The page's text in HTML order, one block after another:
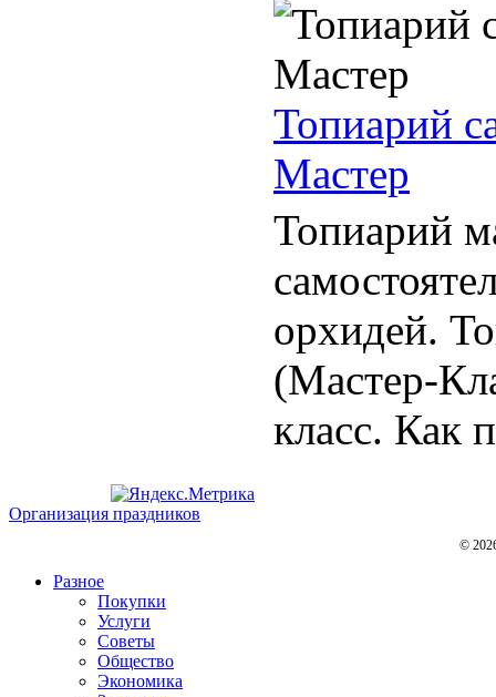
Топиарий
Мастер
Топиарий
орхидей.
(Мастер-
класс. Как
Организация праздников
©
Разное
Покупки
Услуги
Советы
Общество
Экономика